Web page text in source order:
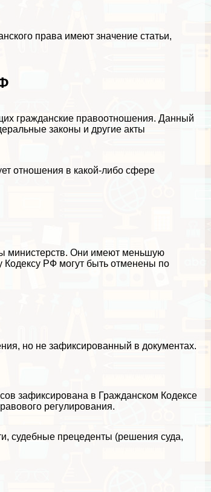
права имеют значение статьи,
гражданские правоотношения. Данный
законы и другие акты
отношения в какой-либо сфере
министерств. Они имеют меньшую
Кодексу РФ могут быть отменены по
но не зафиксированный в документах.
зафиксирована в Гражданском Кодексе
регулирования.
судебные прецеденты (решения суда,